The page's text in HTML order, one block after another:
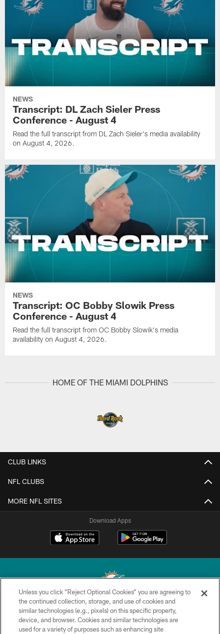
NEWS
Transcript: DL Zach Sieler Press
Conference - August 4
Read the full transcript from DL Zach Sieler's media availability
on August 4, 2026.
NEWS
Transcript: OC Bobby Slowik Press
Conference - August 4
Read the full transcript from OC Bobby Slowik's media
availability on August 4, 2026.
HOME OF THE MIAMI DOLPHINS
CLUB LINKS
NFL CLUBS
MORE NFL SITES
Download Apps
© 2026 Miami Dolphins, Ltd. All rights reserved.
TERMS & CONDITIONS
Unless you click “Reject Optional Cookies” you are agreeing to
the continued collection, storage, and use of cookies and
similar technologies (e.g., pixels) on this specific property,
device, and browser. Cookies and similar technologies are
used for a variety of purposes such as enhancing site